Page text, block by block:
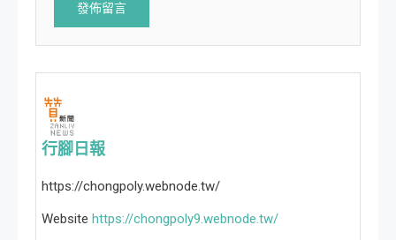
行腳日報
https://chongpoly.webnode.tw/
Website https://chongpoly9.webnode.tw/